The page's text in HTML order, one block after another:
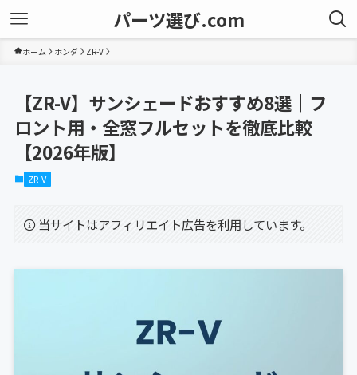
パーツ選び.com
ホーム ホンダ ZR-V
【ZR-V】サンシェードおすすめ8選｜フ
ロント用・全窓フルセットを徹底比較
【2026年版】
ZR-V
当サイトはアフィリエイト広告を利用しています。